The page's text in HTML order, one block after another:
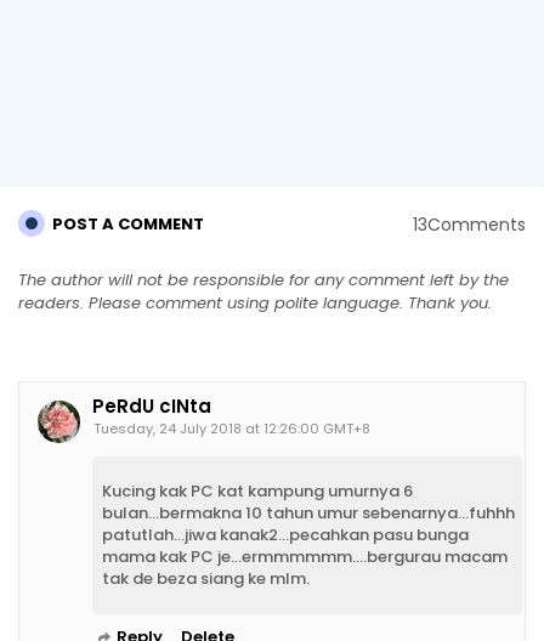
POST A COMMENT 13Comments
The author will not be responsible for any comment left by the
readers. Please comment using polite language. Thank you.
PeRdU cINta
Tuesday, 24 July 2018 at 12:26:00 GMT+8
Kucing kak PC kat kampung umurnya 6
bulan...bermakna 10 tahun umur sebenarnya...fuhhh
patutlah...jiwa kanak2...pecahkan pasu bunga
mama kak PC je...ermmmmmm....bergurau macam
tak de beza siang ke mlm.